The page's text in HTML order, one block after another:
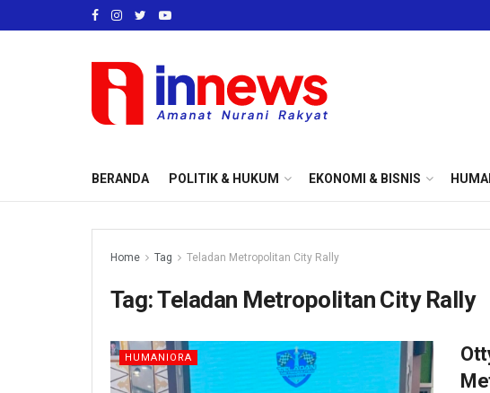
BERANDA POLITIK & HUKUM EKONOMI & BISNIS
Home Tag Teladan Metropolitan City Rally
Tag:Teladan Metropolitan City Rally
HUMANIORA